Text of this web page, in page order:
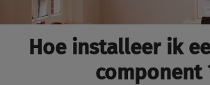
Hoe installeer ik
component